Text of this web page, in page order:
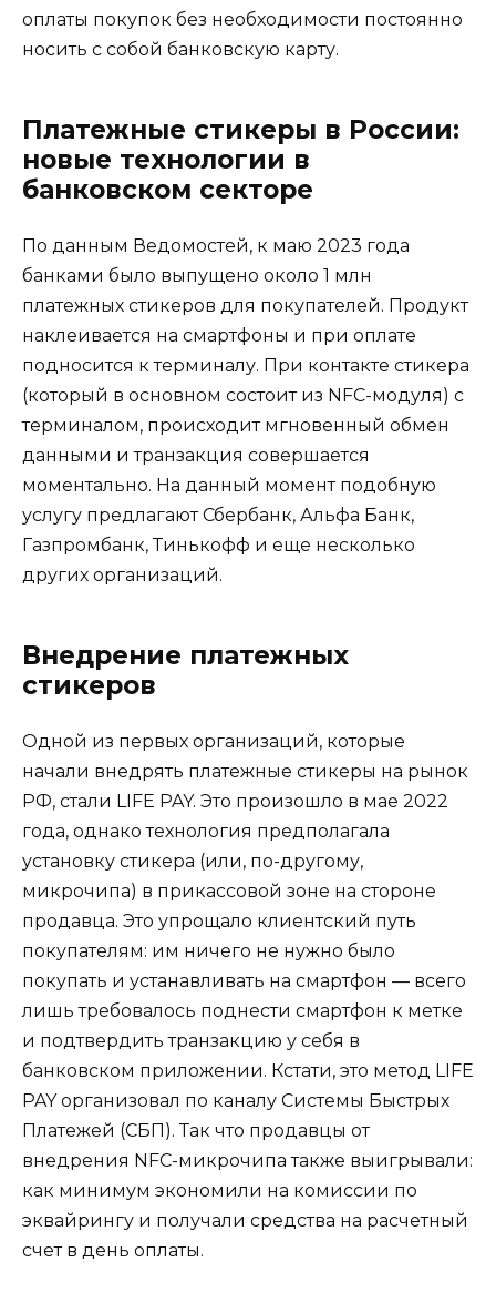
оплаты покупок без необходимости постоянно
носить с собой банковскую карту.
Платежные стикеры в России:
новые технологии в
банковском секторе
По данным Ведомостей, к маю 2023 года
банками было выпущено около 1 млн
платежных стикеров для покупателей. Продукт
наклеивается на смартфоны и при оплате
подносится к терминалу. При контакте стикера
(который в основном состоит из NFC-модуля) с
терминалом, происходит мгновенный обмен
данными и транзакция совершается
моментально. На данный момент подобную
услугу предлагают Сбербанк, Альфа Банк,
Газпромбанк, Тинькофф и еще несколько
других организаций.
Внедрение платежных
стикеров
Одной из первых организаций, которые
начали внедрять платежные стикеры на рынок
РФ, стали LIFE PAY. Это произошло в мае 2022
года, однако технология предполагала
установку стикера (или, по-другому,
микрочипа) в прикассовой зоне на стороне
продавца. Это упрощало клиентский путь
покупателям: им ничего не нужно было
покупать и устанавливать на смартфон — всего
лишь требовалось поднести смартфон к метке
и подтвердить транзакцию у себя в
банковском приложении. Кстати, это метод LIFE
PAY организовал по каналу Системы Быстрых
Платежей (СБП). Так что продавцы от
внедрения NFC-микрочипа также выигрывали:
как минимум экономили на комиссии по
эквайрингу и получали средства на расчетный
счет в день оплаты.